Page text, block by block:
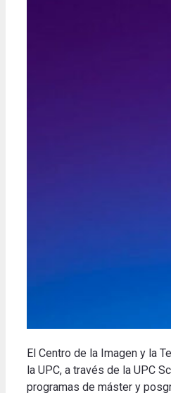
El Centro de la Imagen y la
la UPC, a través de la UPC
programas de máster y